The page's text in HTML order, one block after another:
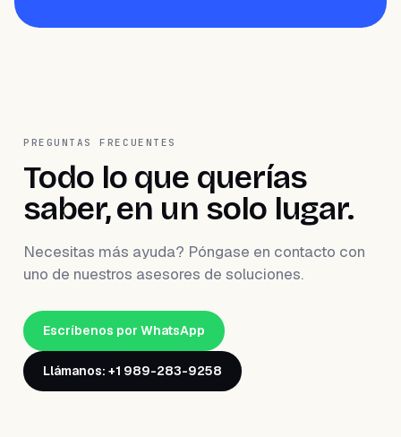
PREGUNTAS FRECUENTES
Todo lo que querías
saber, en un solo lugar.
Necesitas más ayuda? Póngase en contacto con
uno de nuestros asesores de soluciones.
Escríbenos por WhatsApp
Llámanos: +1 989-283-9258